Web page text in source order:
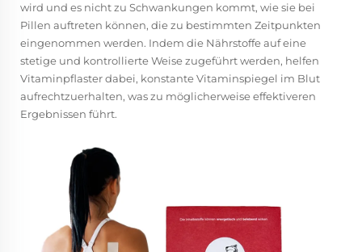
wird und es nicht zu Schwankungen kommt, wie sie bei
Pillen auftreten können, die zu bestimmten Zeitpunkten
eingenommen werden. Indem die Nährstoffe auf eine
stetige und kontrollierte Weise zugeführt werden, helfen
Vitaminpflaster dabei, konstante Vitaminspiegel im Blut
aufrechtzuerhalten, was zu möglicherweise effektiveren
Ergebnissen führt.